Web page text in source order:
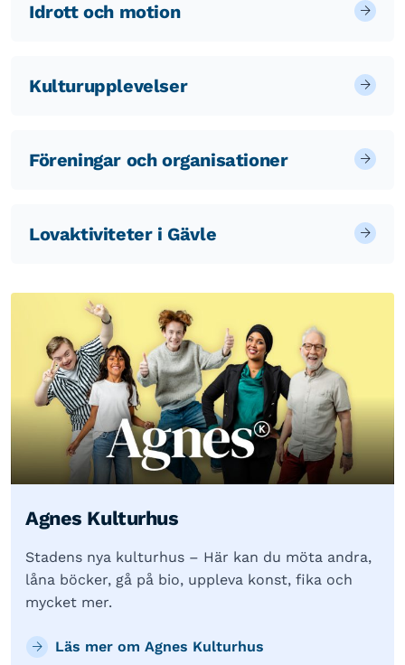
Idrott och motion
Kulturupplevelser
Föreningar och organisationer
Lovaktiviteter i Gävle
Agnes Kulturhus
Stadens nya kulturhus – Här kan du möta andra,
låna böcker, gå på bio, uppleva konst, fika och
mycket mer.
Läs mer om Agnes Kulturhus